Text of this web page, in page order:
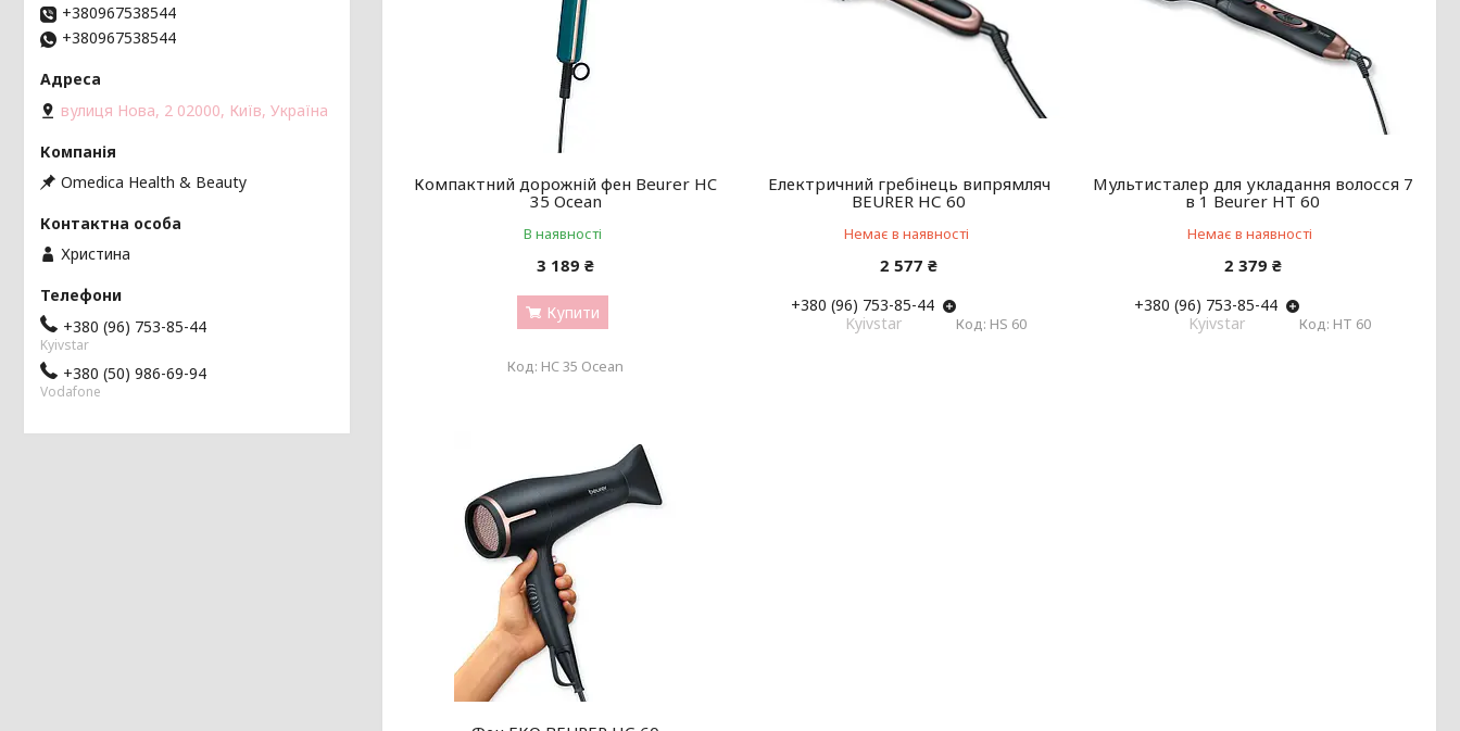
Компактний дорожній фен Beurer HC
35 Ocean
В наявності
3 189 ₴
Купити
HC 35 Ocean
Електричний гребінець випрямляч
BEURER НС 60
Немає в наявності
2 577 ₴
+380 (96) 753-85-44
Kyivstar
HS 60
Мультисталер для укладання волосся 7
в 1 Beurer HT 60
Немає в наявності
2 379 ₴
+380 (96) 753-85-44
Kyivstar
HT 60
+380967538544
+380967538544
вулиця Нова, 2 02000, Київ, Україна
Omedica Health & Beauty
Христина
+380 (96) 753-85-44
Kyivstar
+380 (50) 986-69-94
Vodafone